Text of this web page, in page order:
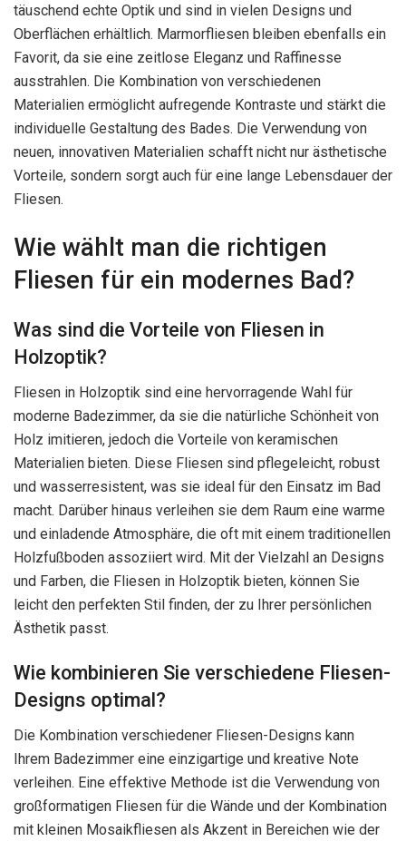
täuschend echte Optik und sind in vielen Designs und
Oberflächen erhältlich. Marmorfliesen bleiben ebenfalls ein
Favorit, da sie eine zeitlose Eleganz und Raffinesse
ausstrahlen. Die Kombination von verschiedenen
Materialien ermöglicht aufregende Kontraste und stärkt die
individuelle Gestaltung des Bades. Die Verwendung von
neuen, innovativen Materialien schafft nicht nur ästhetische
Vorteile, sondern sorgt auch für eine lange Lebensdauer der
Fliesen.
Wie wählt man die richtigen
Fliesen für ein modernes Bad?
Was sind die Vorteile von Fliesen in
Holzoptik?
Fliesen in Holzoptik sind eine hervorragende Wahl für
moderne Badezimmer, da sie die natürliche Schönheit von
Holz imitieren, jedoch die Vorteile von keramischen
Materialien bieten. Diese Fliesen sind pflegeleicht, robust
und wasserresistent, was sie ideal für den Einsatz im Bad
macht. Darüber hinaus verleihen sie dem Raum eine warme
und einladende Atmosphäre, die oft mit einem traditionellen
Holzfußboden assoziiert wird. Mit der Vielzahl an Designs
und Farben, die Fliesen in Holzoptik bieten, können Sie
leicht den perfekten Stil finden, der zu Ihrer persönlichen
Ästhetik passt.
Wie kombinieren Sie verschiedene Fliesen-
Designs optimal?
Die Kombination verschiedener Fliesen-Designs kann
Ihrem Badezimmer eine einzigartige und kreative Note
verleihen. Eine effektive Methode ist die Verwendung von
großformatigen Fliesen für die Wände und der Kombination
mit kleinen Mosaikfliesen als Akzent in Bereichen wie der